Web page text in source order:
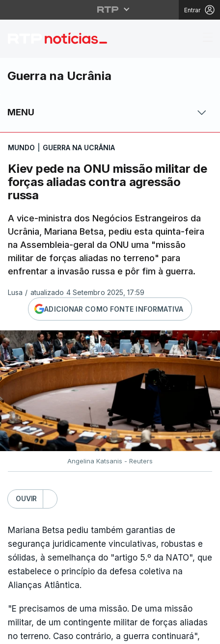
Entrar
Kiev pede na ONU
Guerra na Ucrânia
MENU
MUNDO GUERRA NA UCRÂNIA
Kiev pede na ONU missão militar de
forças aliadas contra agressão
russa
A vice-ministra dos Negócios Estrangeiros da
Ucrânia, Mariana Betsa, pediu esta quinta-feira
na Assembleia-geral da ONU uma "missão
militar de forças aliadas no terreno" para
enfrentar a invasão russa e pôr fim à guerra.
Lusa / atualizado 4 Setembro 2025, 17:59
ADICIONAR COMO FONTE INFORMATIVA
Angelina Katsanis - Reuters
OUVIR
Mariana Betsa pediu também garantias de
segurança juridicamente vinculativas, robustas e
sólidas, à semelhança do "artigo 5.º da NATO", que
estabelece o princípio da defesa coletiva na
Alianças Atlântica.
"E precisamos de uma missão. De uma missão
militar, de um contingente militar de forças aliadas
no terreno. Caso contrário, a guerra continuará",